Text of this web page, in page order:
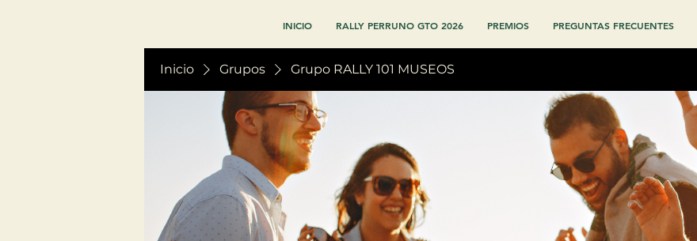
INICIO RALLY PERRUNO GTO 2026 PREMIOS PREGUNTAS FRECUENTES
Inicio Grupos Grupo RALLY 101 MUSEOS